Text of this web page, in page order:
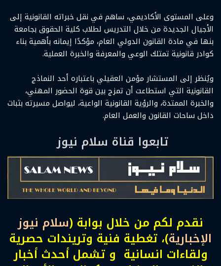
وعلى المستوى الأكاديمي، ساهم في نقل خبراته القانونية إلى
الأجيال الجديدة من خلال التدريس لطلاب كلية الحقوق بجامعة
بنها في مادة القانون الدولي العام، مؤكدًا إيمانه بأهمية بناء
كوادر قانونية تمتلك الوعي والمعرفة والخبرة العملية.
ويُنظر إلى المستشار مؤمن العقيلي باعتباره أحد النماذج
القانونية التي استطاعت أن تمزج بين قوة الحضور المهني،
والخبرة الممتدة، والرؤية القانونية الواعية، ليواصل مسيرته بثبات
داخل ساحات القانون والعمل العام.
تابعوا قناة سلام نيوز
نقدم لكم من خلال بوابة (سلام نيوز
الإخبارية)، تغطية فنية وتريندات حصرية
ولقاءات انسانية و تشمل أحدث أخبار